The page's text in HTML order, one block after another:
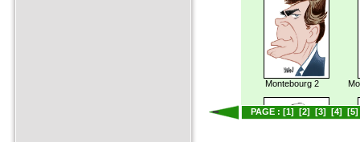
Montebourg 2
PAGE : [1] [2] [3] [4] [5]